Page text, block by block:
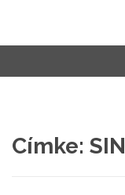
Címke: